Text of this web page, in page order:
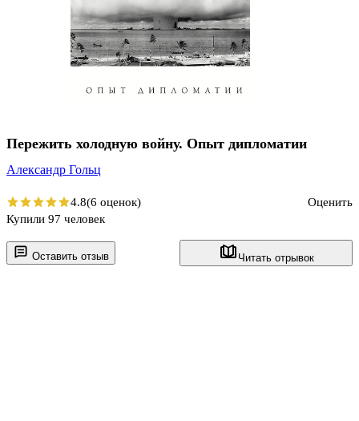
Оставить отзыв Читать отрывок
Пережить холодную войну. Опыт дипломатии
Александр Гольц
4.8(6 оценок)
Оценить
Купили 97 человек